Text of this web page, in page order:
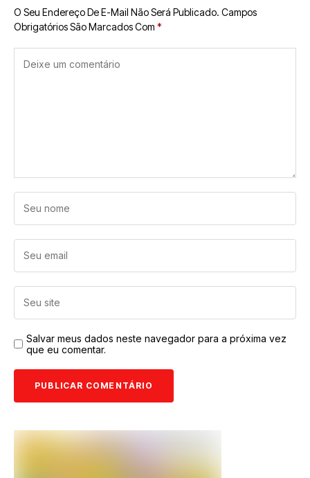
O Seu Endereço De E-Mail Não Será Publicado. Campos
Obrigatórios São Marcados Com *
Salvar meus dados neste navegador para a próxima vez
que eu comentar.